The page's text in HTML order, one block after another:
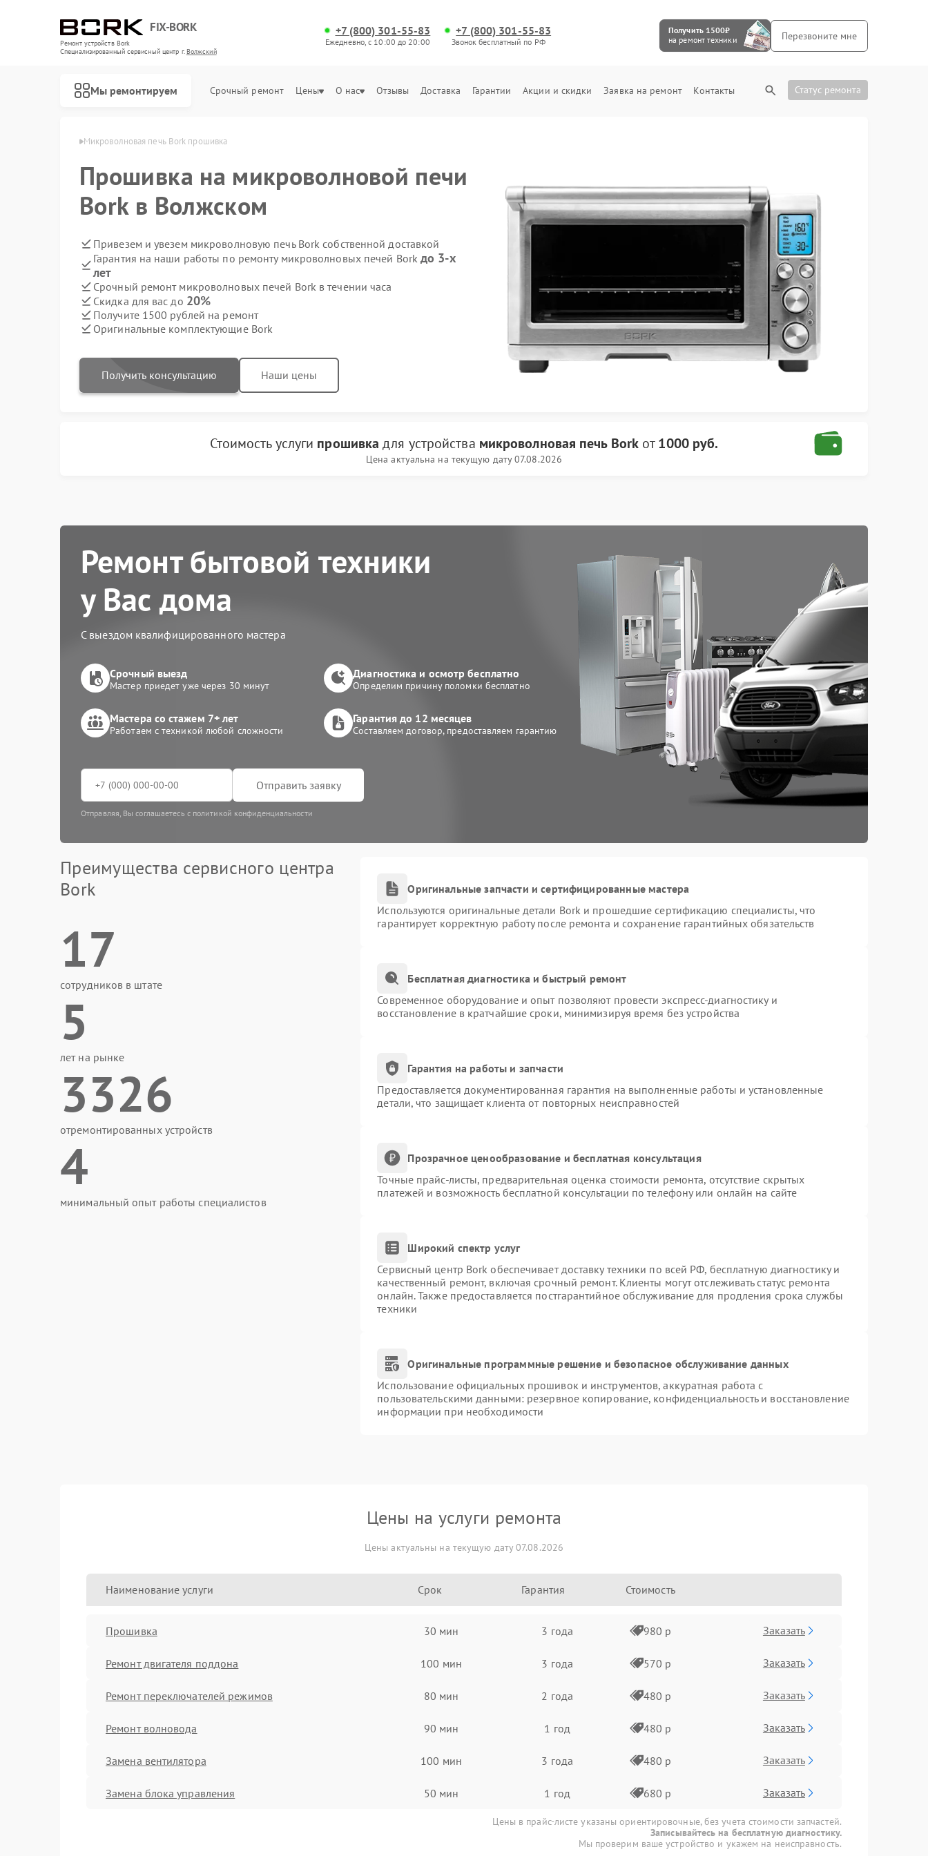
FIX-BORK
Ремонт устройств Bork
Специализированный cервисный центр г.Волжский
+7 (800) 301-55-83
Ежедневно, с 10:00 до 20:00
+7 (800) 301-55-83
Звонок бесплатный по РФ
Получить 1500₽
на ремонт техники
Перезвоните мне
Мы ремонтируем Срочный ремонт Цены О нас Отзывы Доставка Гарантии Акции и скидки Заявка на ремонт Контакты Статус ремонта
Микроволновая печь Bork прошивка
Прошивка на микроволновой печи
Bork в Волжском
Привезем и увезем микроволновую печь Bork собственной доставкой
Гарантия на наши работы по ремонту микроволновых печей Bork до 3-х
лет
Срочный ремонт микроволновых печей Bork в течении часа
Скидка для вас до 20%
Получите 1500 рублей на ремонт
Оригинальные комплектующие Bork
Получить консультацию Наши цены
Стоимость услуги прошивка для устройства микроволновая печь Bork от1000 руб.
Цена актуальна на текущую дату 07.08.2026
Ремонт бытовой техники
у Вас дома
С выездом квалифицированного мастера
Срочный выезд
Мастер приедет уже через 30 минут
Диагностика и осмотр бесплатно
Определим причину поломки бесплатно
Мастера со стажем 7+ лет
Работаем с техникой любой сложности
Гарантия до 12 месяцев
Составляем договор, предоставляем гарантию
Отправить заявку
Отправляя, Вы соглашаетесь с политикой конфиденциальности
Преимущества сервисного центра
Bork
17
сотрудников в штате
5
лет на рынке
3326
отремонтированных устройств
4
минимальный опыт работы специалистов
Оригинальные запчасти и сертифицированные мастера
Используются оригинальные детали Bork и прошедшие сертификацию специалисты, что
гарантирует корректную работу после ремонта и сохранение гарантийных обязательств
Бесплатная диагностика и быстрый ремонт
Современное оборудование и опыт позволяют провести экспресс-диагностику и
восстановление в кратчайшие сроки, минимизируя время без устройства
Гарантия на работы и запчасти
Предоставляется документированная гарантия на выполненные работы и установленные
детали, что защищает клиента от повторных неисправностей
Прозрачное ценообразование и бесплатная консультация
Точные прайс-листы, предварительная оценка стоимости ремонта, отсутствие скрытых
платежей и возможность бесплатной консультации по телефону или онлайн на сайте
Широкий спектр услуг
Сервисный центр Bork обеспечивает доставку техники по всей РФ, бесплатную диагностику и
качественный ремонт, включая срочный ремонт. Клиенты могут отслеживать статус ремонта
онлайн. Также предоставляется постгарантийное обслуживание для продления срока службы
техники
Оригинальные программные решение и безопасное обслуживание данных
Использование официальных прошивок и инструментов, аккуратная работа с
пользовательскими данными: резервное копирование, конфиденциальность и восстановление
информации при необходимости
Цены на услуги ремонта
Цены актуальны на текущую дату 07.08.2026
Наименование услуги Срок Гарантия Стоимость
Прошивка 30 мин 3 года 980 р Заказать
Ремонт двигателя поддона 100 мин 3 года 570 р Заказать
Ремонт переключателей режимов 80 мин 2 года 480 р Заказать
Ремонт волновода 90 мин 1 год 480 р Заказать
Замена вентилятора 100 мин 3 года 480 р Заказать
Замена блока управления 50 мин 1 год 680 р Заказать
Цены в прайс-листе указаны ориентировочные, без учета стоимости запчастей.
Записывайтесь на бесплатную диагностику.
Мы проверим ваше устройство и укажем на неисправность.